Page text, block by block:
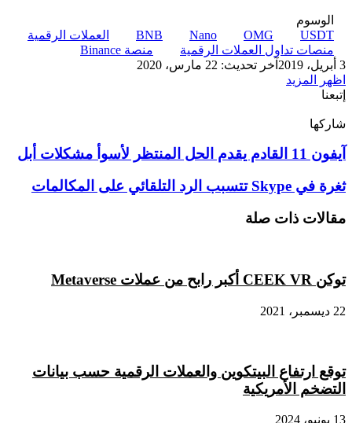
الوسوم
BNB
Nano OMG USDT
العملات الرقمية
منصات تداول العملات الرقمية
منصة Binance
3 أبريل، 2019
آخر تحديث: 22 مارس، 2020
اظهر المزيد
إتبعنا
شاركها
آيفون
القادم
يقدم
الحل
المنتظر
أبل
آيفون 11 القادم يقدم الحل المنتظر لأسوأ مشكلات أبل
ثغرة
Skype
تتسبب
على
المكالمات
ثغرة في Skype تتسبب الرد التلقائي على المكالمات
مقالات ذات صلة
توكن CEEK VR أكبر رابح من عملات Metaverse
22 ديسمبر، 2021
توقع ارتفاع البيتكوين والعملات الرقمية حسب بيانات
التضخم الأمريكية
13 يونيو، 2024